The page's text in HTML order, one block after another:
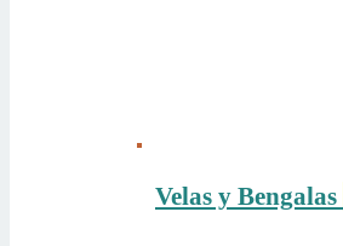
Velas y Bengalas